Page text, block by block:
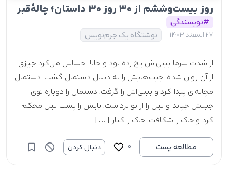
روز بیست‌وششم از ۳۰ روز ۳۰ داستان؛ چالۀقبر
#نویسندگی
27 اسفند 1403 نوشتگاه یک جرم‌نویس
از شدت سرما بینی‌اش یخ زده بود و حالا احساس می‌کرد چیزی
از آن روان شده. جیب‌هایش را به دنبال دستمال گشت. دستمال
مچاله‌ای پیدا کرد و بینی‌اش را گرفت. دستمال را دوباره توی
جیبش چپاند و بیل را از نو برداشت. پایش را پشت بیل محکم
کرد و خاک را شکافت. خاک را کنار […] ...
مطالعه پست
0 دنبال کردن